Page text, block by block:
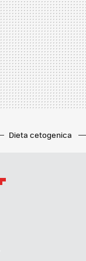
Dieta cetogenica